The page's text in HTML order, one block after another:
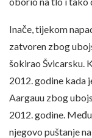
Inače, tijekom
zatvoren zbog
šokirao Švicarsku.
2012. godine kada
Aargauu zbog
2012. godine.
njegovo puštanje